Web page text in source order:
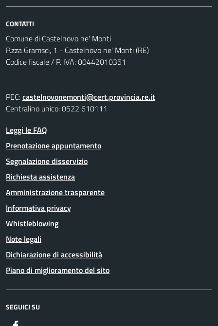
CONTATTI
Comune di Castelnovo ne' Monti
P.zza Gramsci, 1 - Castelnovo ne' Monti (RE)
Codice fiscale / P. IVA: 00442010351
PEC:castelnovonemonti@cert.provincia.re.it
Centralino unico: 0522 610111
Leggi le FAQ
Prenotazione appuntamento
Segnalazione disservizio
Richiesta assistenza
Amministrazione trasparente
Informativa privacy
Whistleblowing
Note legali
Dichiarazione di accessibilità
Piano di miglioramento del sito
SEGUICI SU